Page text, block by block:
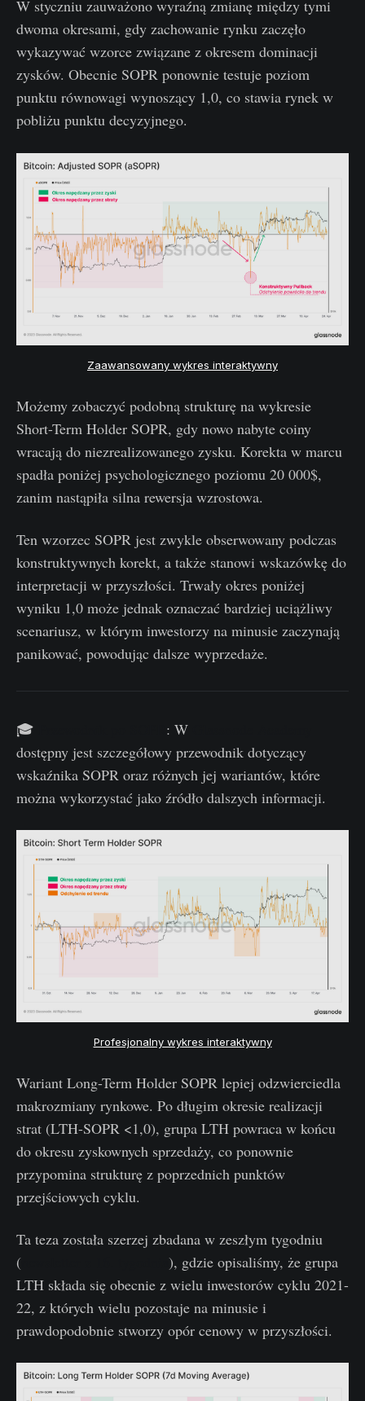
W styczniu zauważono wyraźną zmianę między tymi
dwoma okresami, gdy zachowanie rynku zaczęło
wykazywać wzorce związane z okresem dominacji
zysków. Obecnie SOPR ponownie testuje poziom
punktu równowagi wynoszący 1,0, co stawia rynek w
pobliżu punktu decyzyjnego.
Zaawansowany wykres interaktywny
Możemy zobaczyć podobną strukturę na wykresie
Short-Term Holder SOPR, gdy nowo nabyte coiny
wracają do niezrealizowanego zysku. Korekta w marcu
spadła poniżej psychologicznego poziomu 20 000$,
zanim nastąpiła silna rewersja wzrostowa.
Ten wzorzec SOPR jest zwykle obserwowany podczas
konstruktywnych korekt, a także stanowi wskazówkę do
interpretacji w przyszłości. Trwały okres poniżej
wyniku 1,0 może jednak oznaczać bardziej uciążliwy
scenariusz, w którym inwestorzy na minusie zaczynają
panikować, powodując dalsze wyprzedaże.
🎓 : W
dostępny jest szczegółowy przewodnik dotyczący
wskaźnika SOPR oraz różnych jej wariantów, które
można wykorzystać jako źródło dalszych informacji.
Profesjonalny wykres interaktywny
Wariant Long-Term Holder SOPR lepiej odzwierciedla
makrozmiany rynkowe. Po długim okresie realizacji
strat (LTH-SOPR <1,0), grupa LTH powraca w końcu
do okresu zyskownych sprzedaży, co ponownie
przypomina strukturę z poprzednich punktów
przejściowych cyklu.
Ta teza została szerzej zbadana w zeszłym tygodniu
(
), gdzie opisaliśmy, że grupa
LTH składa się obecnie z wielu inwestorów cyklu 2021-
22, z których wielu pozostaje na minusie i
prawdopodobnie stworzy opór cenowy w przyszłości.